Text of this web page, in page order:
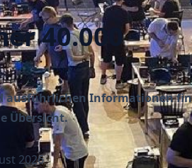
40.000
ausführlichen Informationen
Übersicht.
2026